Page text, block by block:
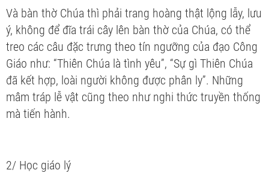
Và bàn thờ Chúa thì phải trang hoàng thật lộng lẫy, lưu
ý, không để đĩa trái cây lên bàn thờ của Chúa, có thể
treo các câu đặc trưng theo tín ngưỡng của đạo Công
Giáo như: “Thiên Chúa là tình yêu”, “Sự gì Thiên Chúa
đã kết hợp, loài người không được phân ly”. Những
mâm tráp lễ vật cũng theo như nghi thức truyền thống
mà tiến hành.
2/ Học giáo lý